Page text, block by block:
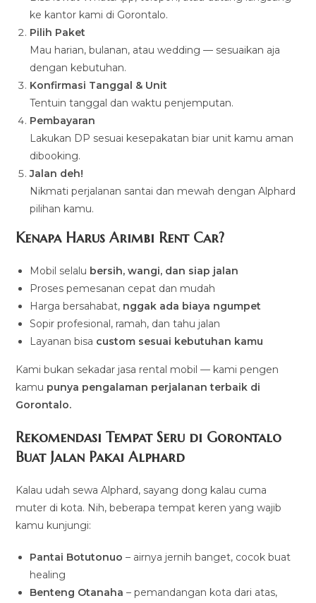
ke kantor kami di Gorontalo.
Pilih Paket
Mau harian, bulanan, atau wedding — sesuaikan aja
dengan kebutuhan.
Konfirmasi Tanggal & Unit
Tentuin tanggal dan waktu penjemputan.
Pembayaran
Lakukan DP sesuai kesepakatan biar unit kamu aman
dibooking.
Jalan deh!
Nikmati perjalanan santai dan mewah dengan Alphard
pilihan kamu.
Kenapa Harus Arimbi Rent Car?
Mobil selalu bersih, wangi, dan siap jalan
Proses pemesanan cepat dan mudah
Harga bersahabat, nggak ada biaya ngumpet
Sopir profesional, ramah, dan tahu jalan
Layanan bisa custom sesuai kebutuhan kamu
Kami bukan sekadar jasa rental mobil — kami pengen
kamu punya pengalaman perjalanan terbaik di
Gorontalo.
Rekomendasi Tempat Seru di Gorontalo
Buat Jalan Pakai Alphard
Kalau udah sewa Alphard, sayang dong kalau cuma
muter di kota. Nih, beberapa tempat keren yang wajib
kamu kunjungi:
Pantai Botutonuo – airnya jernih banget, cocok buat
healing
Benteng Otanaha – pemandangan kota dari atas,